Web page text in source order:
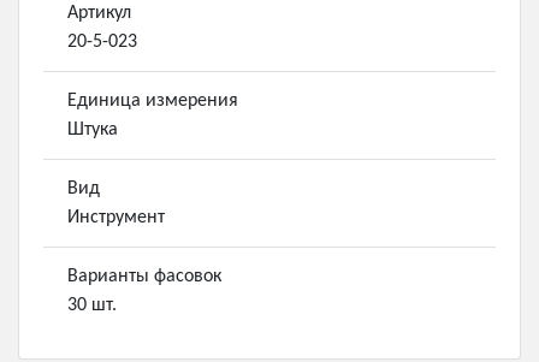
Артикул
20-5-023
Единица измерения
Штука
Вид
Инструмент
Варианты фасовок
30 шт.